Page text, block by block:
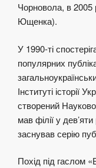
Чорновола, в 2005
Ющенка).
У 1990-ті
популярних
Інституті історії
створений
мав філії у
заснував серію
Похід під гаслом